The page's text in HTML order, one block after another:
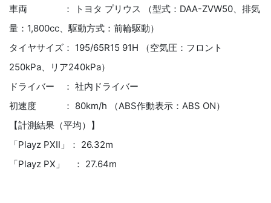
車両 ： トヨタ プリウス （型式：DAA-ZVW50、排気
量：1,800cc、駆動方式：前輪駆動）
タイヤサイズ： 195/65R15 91H （空気圧：フロント
250kPa、リア240kPa）
ドライバー ： 社内ドライバー
初速度 ： 80km/h （ABS作動表示：ABS ON）
【計測結果（平均）】
「Playz PXⅡ」： 26.32m
「Playz PX」 ： 27.64m